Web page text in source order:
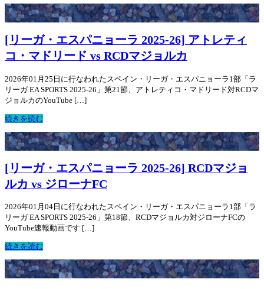
[リーガ・エスパニョーラ 2025-26] アトレティ
コ・マドリード vs RCDマジョルカ
2026年01月25日に行なわれたスペイン・リーガ・エスパニョーラ1部「ラ
リーガ EA SPORTS 2025-26」第21節、アトレティコ・マドリード対RCDマ
ジョルカのYouTube […]
続きを読む
[リーガ・エスパニョーラ 2025-26] RCDマジョ
ルカ vs ジローナFC
2026年01月04日に行なわれたスペイン・リーガ・エスパニョーラ1部「ラ
リーガ EA SPORTS 2025-26」第18節、RCDマジョルカ対ジローナFCの
YouTube速報動画です […]
続きを読む